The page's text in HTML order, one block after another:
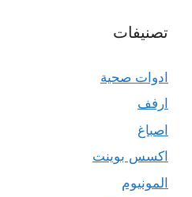
تصنيفات
ادوات صحية
ارفف
اصباغ
اكسس بوينت
المونيوم